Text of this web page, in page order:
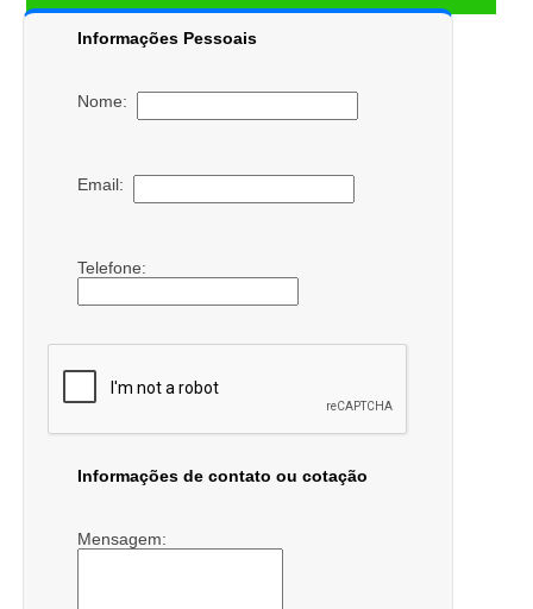
Informações Pessoais
Nome:
Email:
Telefone:
Informações de contato ou cotação
Mensagem: